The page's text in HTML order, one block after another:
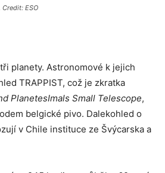
Credit: ESO
planety. Astronomové k jejich
TRAPPIST, což je zkratka
PlanetesImals Small Telescope,
belgické pivo. Dalekohled o
v Chile instituce ze Švýcarska a